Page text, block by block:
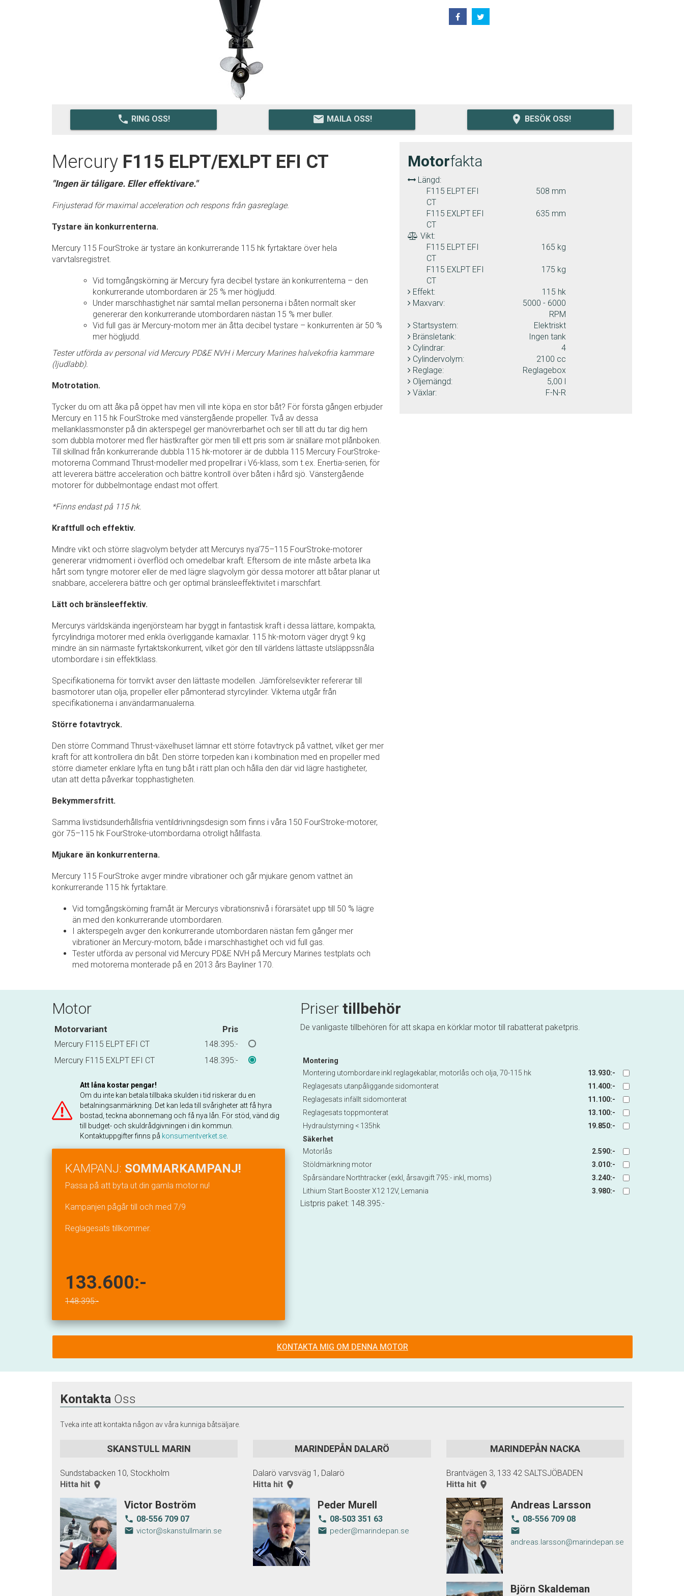
local_phone RING OSS! email MAILA OSS! room BESÖK OSS!
Mercury F115 ELPT/EXLPT EFI CT
"Ingen är tåligare. Eller effektivare."
Finjusterad för maximal acceleration och respons från gasreglage.
Tystare än konkurrenterna.
Mercury 115 FourStroke är tystare än konkurrerande 115 hk fyrtaktare över hela
varvtalsregistret.
Vid tomgångskörning är Mercury fyra decibel tystare än konkurrenterna – den
konkurrerande utombordaren är 25 % mer högljudd.
Under marschhastighet när samtal mellan personerna i båten normalt sker
genererar den konkurrerande utombordaren nästan 15 % mer buller.
Vid full gas är Mercury-motorn mer än åtta decibel tystare – konkurrenten är 50 %
mer högljudd.
Tester utförda av personal vid Mercury PD&E NVH i Mercury Marines halvekofria kammare
(ljudlabb).
Motrotation.
Tycker du om att åka på öppet hav men vill inte köpa en stor båt? För första gången erbjuder
Mercury en 115 hk FourStroke med vänstergående propeller. Två av dessa
mellanklassmonster på din akterspegel ger manövrerbarhet och ser till att du tar dig hem
som dubbla motorer med fler hästkrafter gör men till ett pris som är snällare mot plånboken.
Till skillnad från konkurrerande dubbla 115 hk-motorer är de dubbla 115 Mercury FourStroke-
motorerna Command Thrust-modeller med propellrar i V6-klass, som t.ex. Enertia-serien, för
att leverera bättre acceleration och bättre kontroll över båten i hård sjö. Vänstergående
motorer för dubbelmontage endast mot offert.
*Finns endast på 115 hk.
Kraftfull och effektiv.
Mindre vikt och större slagvolym betyder att Mercurys nya’75–115 FourStroke-motorer
genererar vridmoment i överflöd och omedelbar kraft. Eftersom de inte måste arbeta lika
hårt som tyngre motorer eller de med lägre slagvolym gör dessa motorer att båtar planar ut
snabbare, accelerera bättre och ger optimal bränsleeffektivitet i marschfart.
Lätt och bränsleeffektiv.
Mercurys världskända ingenjörsteam har byggt in fantastisk kraft i dessa lättare, kompakta,
fyrcylindriga motorer med enkla överliggande kamaxlar. 115 hk-motorn väger drygt 9 kg
mindre än sin närmaste fyrtaktskonkurrent, vilket gör den till världens lättaste utsläppssnåla
utombordare i sin effektklass.
Specifikationerna för torrvikt avser den lättaste modellen. Jämförelsevikter refererar till
basmotorer utan olja, propeller eller påmonterad styrcylinder. Vikterna utgår från
specifikationerna i användarmanualerna.
Större fotavtryck.
Den större Command Thrust-växelhuset lämnar ett större fotavtryck på vattnet, vilket ger mer
kraft för att kontrollera din båt. Den större torpeden kan i kombination med en propeller med
större diameter enklare lyfta en tung båt i rätt plan och hålla den där vid lägre hastigheter,
utan att detta påverkar topphastigheten.
Bekymmersfritt.
Samma livstidsunderhållsfria ventildrivningsdesign som finns i våra 150 FourStroke-motorer,
gör 75–115 hk FourStroke-utombordarna otroligt hållfasta.
Mjukare än konkurrenterna.
Mercury 115 FourStroke avger mindre vibrationer och går mjukare genom vattnet än
konkurrerande 115 hk fyrtaktare.
Vid tomgångskörning framåt är Mercurys vibrationsnivå i förarsätet upp till 50 % lägre
än med den konkurrerande utombordaren.
I akterspegeln avger den konkurrerande utombordaren nästan fem gånger mer
vibrationer än Mercury-motorn, både i marschhastighet och vid full gas.
Tester utförda av personal vid Mercury PD&E NVH på Mercury Marines testplats och
med motorerna monterade på en 2013 års Bayliner 170.
Motorfakta
Längd:
F115 ELPT EFI
CT
508 mm
F115 EXLPT EFI
CT
635 mm
Vikt:
F115 ELPT EFI
CT
165 kg
F115 EXLPT EFI
CT
175 kg
Effekt:
115 hk
Maxvarv:
5000 - 6000
RPM
Startsystem:
Elektriskt
Bränsletank:
Ingen tank
Cylindrar:
4
Cylindervolym:
2100 cc
Reglage:
Reglagebox
Oljemängd:
5,00 l
Växlar:
F-N-R
Motor
Motorvariant Pris
Mercury F115 ELPT EFI CT
148.395:-
Mercury F115 EXLPT EFI CT
148.395:-
Att låna kostar pengar!
Om du inte kan betala tillbaka skulden i tid riskerar du en
betalningsanmärkning. Det kan leda till svårigheter att få hyra
bostad, teckna abonnemang och få nya lån. För stöd, vänd dig
till budget- och skuldrådgivningen i din kommun.
Kontaktuppgifter finns på konsumentverket.se
KAMPANJ: SOMMARKAMPANJ!
Passa på att byta ut din gamla motor nu!
Kampanjen pågår till och med 7/9
Reglagesats tillkommer.
133.600:-
148.395:-
Priser tillbehör
De vanligaste tillbehören för att skapa en körklar motor till rabatterat paketpris.
Montering
Montering utombordare inkl reglagekablar, motorlås och olja, 70-115 hk
13.930:-
Reglagesats utanpåliggande sidomonterat
11.400:-
Reglagesats infällt sidomonterat
11.100:-
Reglagesats toppmonterat
13.100:-
Hydraulstyrning < 135hk
19.850:-
Säkerhet
Motorlås
2.590:-
Stöldmärkning motor
3.010:-
Spårsändare Northtracker (exkl, årsavgift 795:- inkl, moms)
3.240:-
Lithium Start Booster X12 12V, Lemania
3.980:-
Listpris paket: 148.395:-
KONTAKTA MIG OM DENNA MOTOR
Kontakta Oss
Tveka inte att kontakta någon av våra kunniga båtsäljare.
SKANSTULL MARIN
Sundstabacken 10, Stockholm
Hitta hit room
Victor Boström
local_phone 08-556 709 07
email victor@skanstullmarin.se
MARINDEPÅN DALARÖ
Dalarö varvsväg 1, Dalarö
Hitta hit room
Peder Murell
local_phone 08-503 351 63
email peder@marindepan.se
MARINDEPÅN NACKA
Brantvägen 3, 133 42 SALTSJÖBADEN
Hitta hit room
Andreas Larsson
local_phone 08-556 709 08
email
andreas.larsson@marindepan.se
Björn Skaldeman